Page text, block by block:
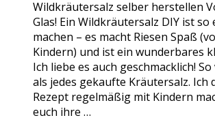
Wildkräutersalz selber herstellen
Glas! Ein Wildkräutersalz DIY ist so
machen – es macht Riesen Spaß
Kindern) und ist ein wunderbares
Ich liebe es auch geschmacklich!
als jedes gekaufte Kräutersalz. Ich
Rezept regelmäßig mit Kindern
euch ihre …